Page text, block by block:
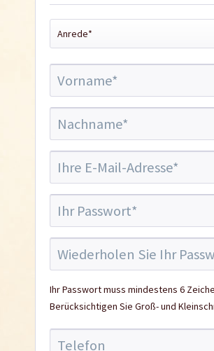
Ihr Passwort muss mindestens 6
Berücksichtigen Sie Groß- und